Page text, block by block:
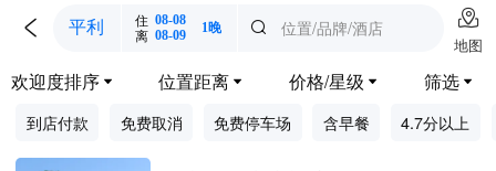
 平利 住 08-08
离 08-09 1晚  位置/品牌/酒店 
地图
欢迎度排序 位置距离  价格/星级  筛选 
到店付款 免费取消 免费停车场 含早餐 4.7分以上